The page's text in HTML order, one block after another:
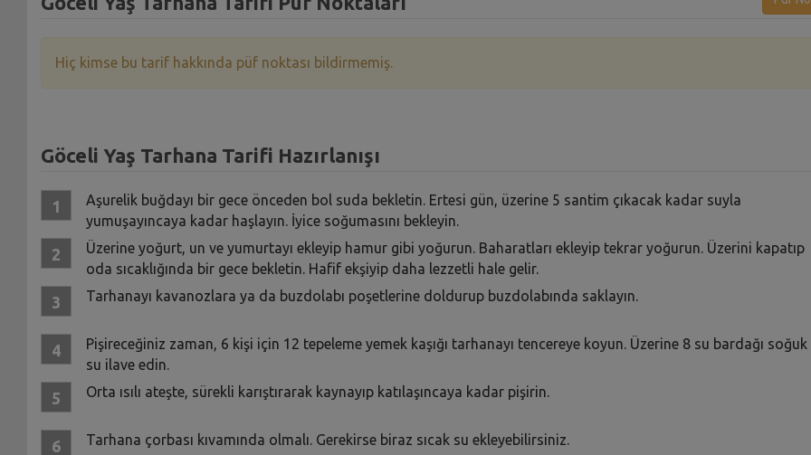
Hiç kimse bu tarif hakkında püf noktası bildirmemiş.
Göceli Yaş Tarhana Tarifi Hazırlanışı
Aşurelik buğdayı bir gece önceden bol suda bekletin. Ertesi gün, üzerine 5 santim çıkacak kadar suyla
yumuşayıncaya kadar haşlayın. İyice soğumasını bekleyin.
Üzerine yoğurt, un ve yumurtayı ekleyip hamur gibi yoğurun. Baharatları ekleyip tekrar yoğurun. Üzerini kapatıp
oda sıcaklığında bir gece bekletin. Hafif ekşiyip daha lezzetli hale gelir.
Tarhanayı kavanozlara ya da buzdolabı poşetlerine doldurup buzdolabında saklayın.
Pişireceğiniz zaman, 6 kişi için 12 tepeleme yemek kaşığı tarhanayı tencereye koyun. Üzerine 8 su bardağı soğuk
su ilave edin.
Orta ısılı ateşte, sürekli karıştırarak kaynayıp katılaşıncaya kadar pişirin.
Tarhana çorbası kıvamında olmalı. Gerekirse biraz sıcak su ekleyebilirsiniz.